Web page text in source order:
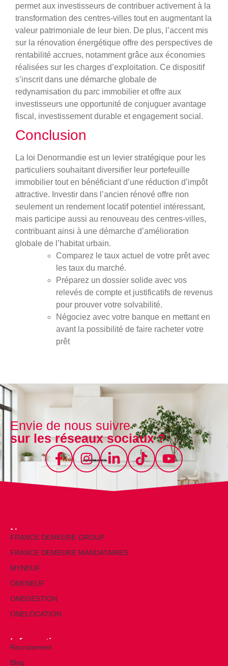
permet aux investisseurs de contribuer activement à la
transformation des centres-villes tout en augmentant la
valeur patrimoniale de leur bien. De plus, l’accent mis
sur la rénovation énergétique offre des perspectives de
rentabilité accrues, notamment grâce aux économies
réalisées sur les charges d’exploitation. Ce dispositif
s’inscrit dans une démarche globale de
redynamisation du parc immobilier et offre aux
investisseurs une opportunité de conjuguer avantage
fiscal, investissement durable et engagement social.
Conclusion
La loi Denormandie est un levier stratégique pour les
particuliers souhaitant diversifier leur portefeuille
immobilier tout en bénéficiant d’une réduction d’impôt
attractive. Investir dans l’ancien rénové offre non
seulement un rendement locatif potentiel intéressant,
mais participe aussi au renouveau des centres-villes,
contribuant ainsi à une démarche d’amélioration
globale de l’habitat urbain.
Comparez le taux actuel de votre prêt avec
les taux du marché.
Préparez un dossier solide avec vos
relevés de compte et justificatifs de revenus
pour prouver votre solvabilité.
Négociez avec votre banque en mettant en
avant la possibilité de faire racheter votre
prêt
Envie de nous suivre
sur les réseaux sociaux ?
Nos marques
FRANCE DEMEURE GROUP
FRANCE DEMEURE MANDATAIRES
MYNEUF
ONENEUF
ONEGESTION
ONELOCATION
Informations
Recrutement
Blog